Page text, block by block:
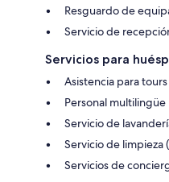
Resguardo de
Servicio de
Servicios para
Asistencia para
Personal multilingüe
Servicio de
Servicio de limpieza
Servicios de